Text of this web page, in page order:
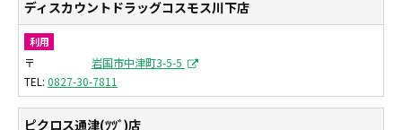
ディスカウントドラッグコスモス川下店
利用
〒
岩国市中津町3-5-5
0827-30-7811
ピクロス通津(ﾂﾂﾞ)店